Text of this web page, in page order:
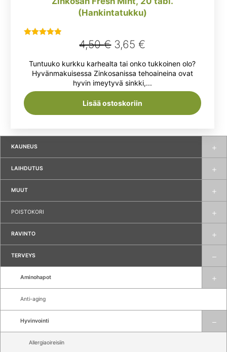
KAUNEUS
LAIHDUTUS
MUUT
POISTOKORI
RAVINTO
TERVEYS
Aminohapot
Anti-aging
Hyvinvointi
Allergiaoireisiin
(Hankintatukku)
5.00/ 5
4,50€ Alkuperäinen
hinta
oli:
4,50 €.
3,65€
hinta
on:
3,65 €.
Tuntuuko kurkku karhealta tai onko tukkoinen olo?
Hyvänmakuisessa Zinkosanissa tehoaineina ovat
hyvin imeytyvä sinkki,...
Lisää ostoskoriin